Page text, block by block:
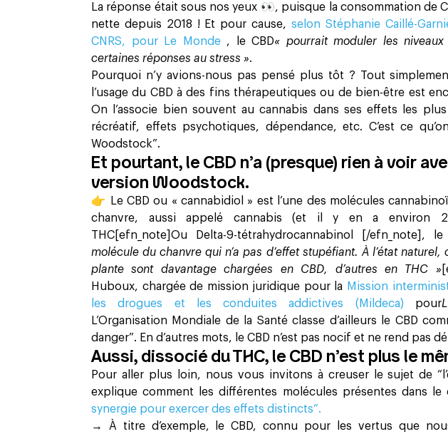
La réponse était sous nos yeux 👀, puisque la consommation de
nette depuis 2018 ! Et pour cause, selon Stéphanie Caillé-
CNRS, pour Le Monde , le CBD« pourrait moduler les niveaux
certaines réponses au stress ».
Pourquoi n’y avions-nous pas pensé plus tôt ? Tout
l’usage du CBD à des fins thérapeutiques ou de bien-être est
On l’associe bien souvent au cannabis dans ses effets les
récréatif, effets psychotiques, dépendance, etc. C’est ce
Woodstock”.
Et pourtant, le CBD n’a (presque) rien à voir
version Woodstock.
👉 Le CBD ou « cannabidiol » est l’une des molécules
chanvre, aussi appelé cannabis (et il y en a environ
THC[efn_note]Ou Delta-9-tétrahydrocannabinol [/efn_note], le
molécule du chanvre qui n’a pas d’effet stupéfiant. À l’état
plante sont davantage chargées en CBD, d’autres en THC »
Huboux, chargée de mission juridique pour la Mission
les drogues et les conduites addictives (Mildeca) pour
L’Organisation Mondiale de la Santé classe d’ailleurs le CBD
danger”. En d’autres mots, le CBD n’est pas nocif et ne rend pas
Aussi, dissocié du THC, le CBD n’est plus le
Pour aller plus loin, nous vous invitons à creuser le sujet de
explique comment les différentes molécules présentes dans le
synergie pour exercer des effets distincts”.
→ À titre d’exemple, le CBD, connu pour les vertus que